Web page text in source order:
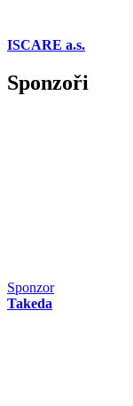
ISCARE a.s.
Sponzoři
Sponzor
Takeda